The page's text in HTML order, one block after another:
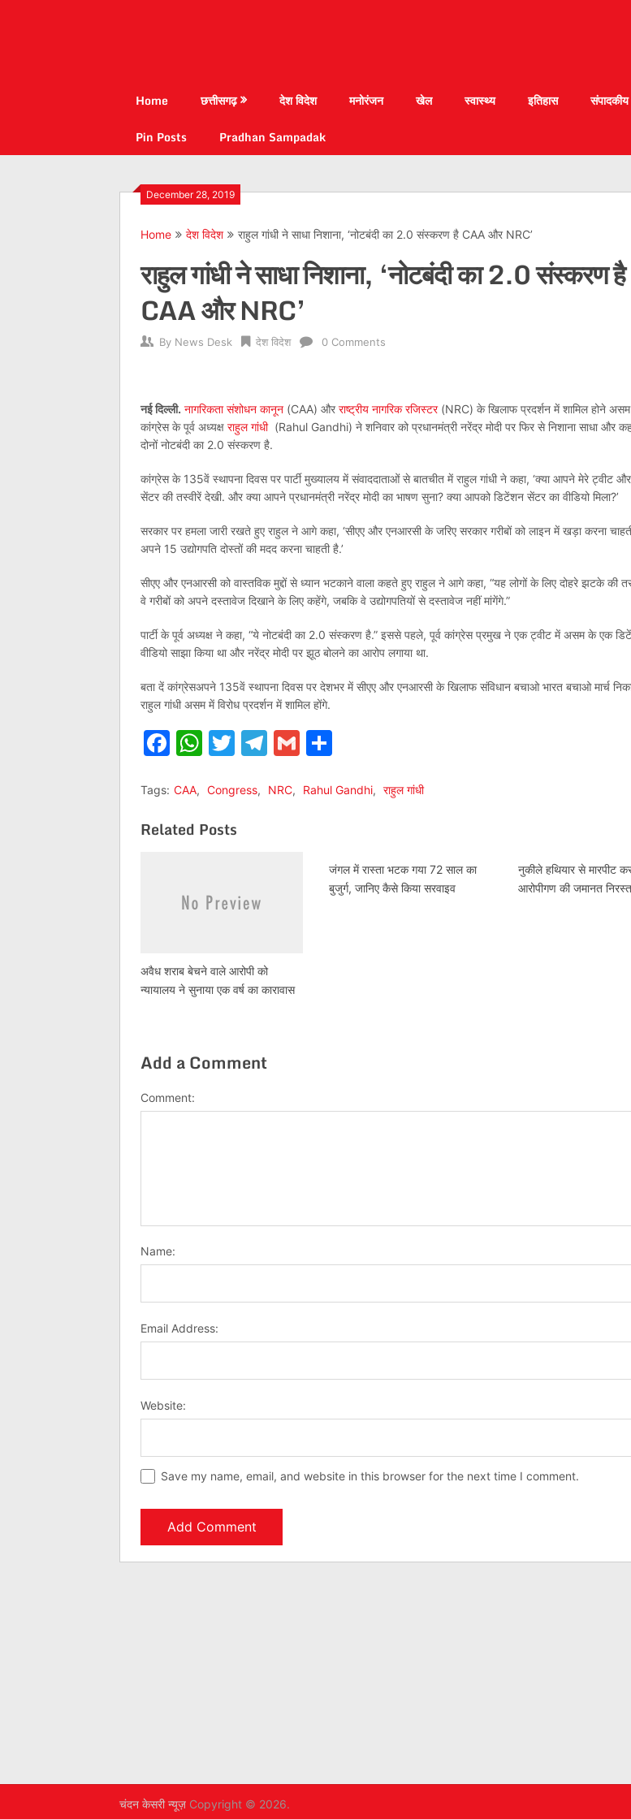
Home छत्तीसगढ़ देश विदेश मनोरंजन खेल स्वास्थ्य इतिहास संपादकीय
Pin Posts
Pradhan Sampadak
December 28, 2019
Home देश विदेश राहुल गांधी ने साधा निशाना, ‘नोटबंदी का 2.0 संस्करण है CAA और NRC’
राहुल गांधी ने साधा निशाना, ‘नोटबंदी का 2.0 संस्करण है
CAA और NRC’
By News Desk देश विदेश 0 Comments
नई दिल्ली. नागरिकता संशोधन कानून (CAA) और राष्ट्रीय नागरिक रजिस्टर(NRC) के खिलाफ प्रदर्शन में शामिल होने
कांग्रेस के पूर्व अध्यक्ष राहुल गांधी(Rahul Gandhi) ने शनिवार को प्रधानमंत्री नरेंद्र मोदी पर फिर से निशाना साधा और
दोनों नोटबंदी का 2.0 संस्करण है.
कांग्रेस के 135वें स्थापना दिवस पर पार्टी मुख्यालय में संवाददाताओं से बातचीत में राहुल गांधी ने कहा, ‘क्या आपने मेरे ट्वीट
सेंटर की तस्वीरें देखी. और क्या आपने प्रधानमंत्री नरेंद्र मोदी का भाषण सुना? क्या आपको डिटेंशन सेंटर का वीडियो मिला?’
सरकार पर हमला जारी रखते हुए राहुल ने आगे कहा, ‘सीएए और एनआरसी के जरिए सरकार गरीबों को लाइन में खड़ा करना
अपने 15 उद्योगपति दोस्तों की मदद करना चाहती है.’
सीएए और एनआरसी को वास्तविक मुद्दों से ध्यान भटकाने वाला कहते हुए राहुल ने आगे कहा, “यह लोगों के लिए दोहरे झटके की
वे गरीबों को अपने दस्तावेज दिखाने के लिए कहेंगे, जबकि वे उद्योगपतियों से दस्तावेज नहीं मांगेंगे.”
पार्टी के पूर्व अध्यक्ष ने कहा, “ये नोटबंदी का 2.0 संस्करण है.” इससे पहले, पूर्व कांग्रेस प्रमुख ने एक ट्वीट में असम के एक
वीडियो साझा किया था और नरेंद्र मोदी पर झूठ बोलने का आरोप लगाया था.
बता दें कांग्रेसअपने 135वें स्थापना दिवस पर देशभर में सीएए और एनआरसी के खिलाफ संविधान बचाओ भारत बचाओ मार्च
राहुल गांधी असम में विरोध प्रदर्शन में शामिल होंगे.
Facebook
WhatsApp
Twitter
Telegram
Gmail
Tags: CAA, Congress, NRC, Rahul Gandhi, राहुल गांधी
Related Posts
अवैध शराब बेचने वाले आरोपी को
न्यायालय ने सुनाया एक वर्ष का कारावास
जंगल में रास्ता भटक गया 72 साल का
बुजुर्ग, जानिए कैसे किया सरवाइव
नुकीले हथियार से मारपीट
आरोपीगण की जमानत निरस्‍त
Add a Comment
Comment:
Name:
Email Address:
Website:
Save my name, email, and website in this browser for the next time I comment.
चंदन केसरी न्यूज़ Copyright © 2026.